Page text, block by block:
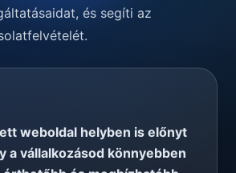
és segíti az
weboldal helyben is előnyt
a vállalkozásod könnyebben